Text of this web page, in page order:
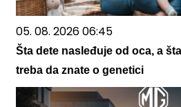
05. 08. 2026 06:45
Šta dete nasleđuje od oca, a
treba da znate o genetici